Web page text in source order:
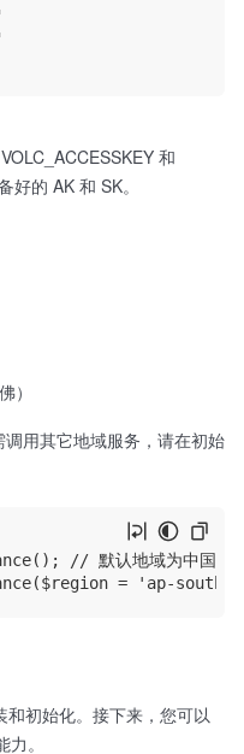
和
好的 AK 和 SK。
）
用其它地域服务，请在初始
// 默认地域为中国
初始化。接下来，您可以
。